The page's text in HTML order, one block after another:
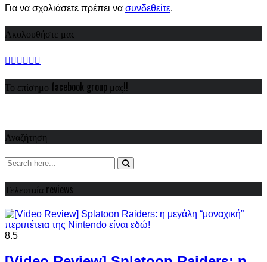
Για να σχολιάσετε πρέπει να συνδεθείτε.
Ακολουθήστε μας
Το επίσημο facebook group μας!!
Αναζήτηση
Τελευταία reviews
8.5